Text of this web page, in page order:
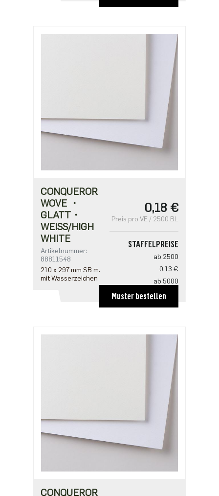
CONQUEROR
WOVE ・
GLATT・
WEISS/HIGH W
HITE
Artikelnummer:
88811548
210 x 297 mm SB m.
mit Wasserzeichen
0,18 €
Preis pro VE / 2500 BL
STAFFELPREISE
ab 2500
0,13 €
ab 5000
0,11 €
ab 12500
0,09 €
Muster bestellen
CONQUEROR